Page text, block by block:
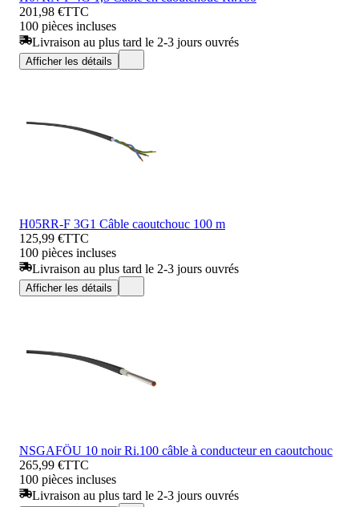
201,98 €TTC
100 pièces incluses
Livraison au plus tard le 2-3 jours ouvrés
Afficher les détails
H05RR-F 3G1 Câble caoutchouc 100 m
125,99 €TTC
100 pièces incluses
Livraison au plus tard le 2-3 jours ouvrés
Afficher les détails
NSGAFÖU 10 noir Ri.100 câble à conducteur en caoutchouc
265,99 €TTC
100 pièces incluses
Livraison au plus tard le 2-3 jours ouvrés